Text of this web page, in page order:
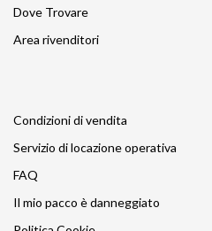
Dove Trovare
Area rivenditori
Condizioni di vendita
Servizio di locazione operativa
FAQ
Il mio pacco è danneggiato